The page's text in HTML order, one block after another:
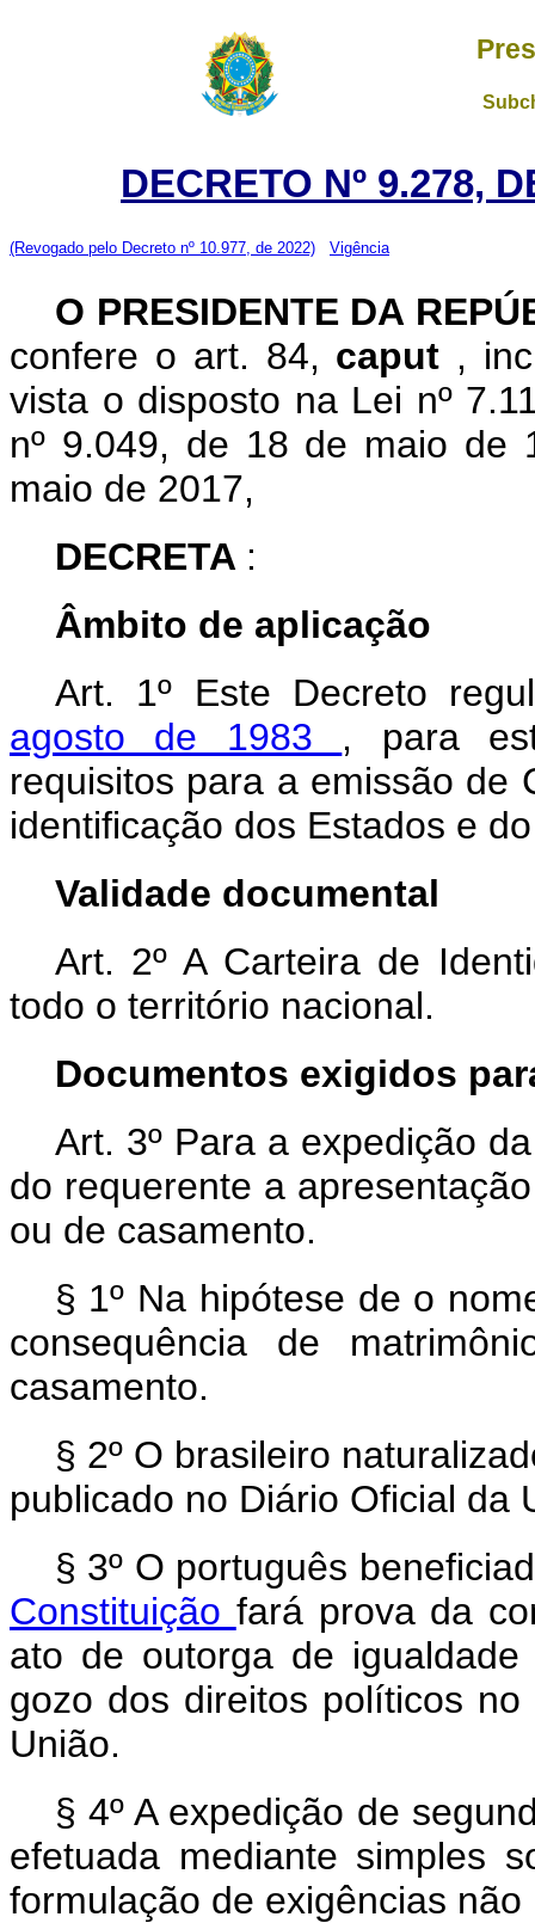
DECRETO Nº 9.278,
(Revogado pelo Decreto nº 10.977, de 2022) Vigência
O PRESIDENTE DA
confere o art. 84, caput ,
vista o disposto na Lei nº
nº 9.049, de 18 de maio de
maio de 2017,
DECRETA :
Âmbito de aplicação
Art. 1º Este Decreto
agosto de 1983 , para
requisitos para a emissão de
identificação dos Estados e
Validade documental
Art. 2º A Carteira de
todo o território nacional.
Documentos exigidos
Art. 3º Para a expedição
do requerente a
ou de casamento.
§ 1º Na hipótese de o
consequência de
casamento.
§ 2º O brasileiro
publicado no Diário Oficial da
§ 3º O português
Constituição fará prova da
ato de outorga de
gozo dos direitos políticos
União.
§ 4º A expedição de
efetuada mediante simples
formulação de exigências